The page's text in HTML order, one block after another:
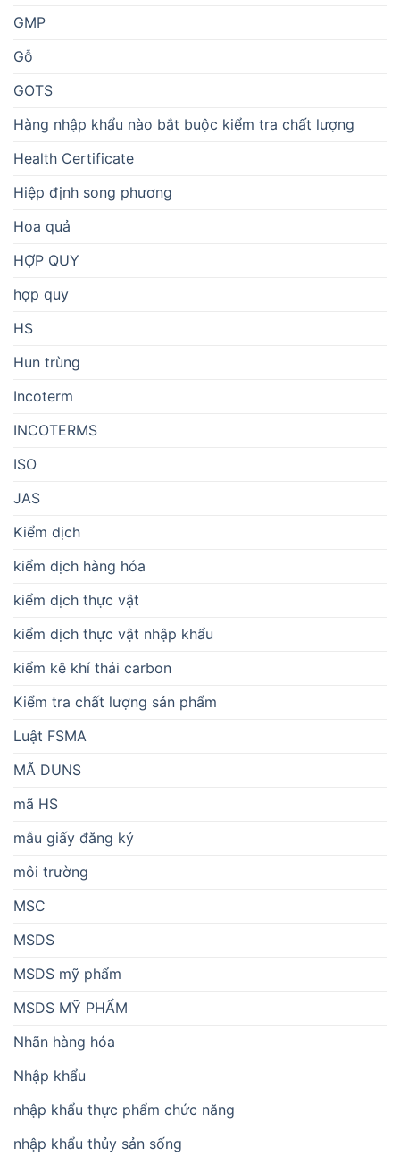
GMP
Gỗ
GOTS
Hàng nhập khẩu nào bắt buộc kiểm tra chất lượng
Health Certificate
Hiệp định song phương
Hoa quả
HỢP QUY
hợp quy
HS
Hun trùng
Incoterm
INCOTERMS
ISO
JAS
Kiểm dịch
kiểm dịch hàng hóa
kiểm dịch thực vật
kiểm dịch thực vật nhập khẩu
kiểm kê khí thải carbon
Kiểm tra chất lượng sản phẩm
Luật FSMA
MÃ DUNS
mã HS
mẫu giấy đăng ký
môi trường
MSC
MSDS
MSDS mỹ phẩm
MSDS MỸ PHẨM
Nhãn hàng hóa
Nhập khẩu
nhập khẩu thực phẩm chức năng
nhập khẩu thủy sản sống